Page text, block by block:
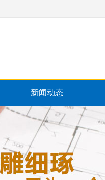
新闻动态